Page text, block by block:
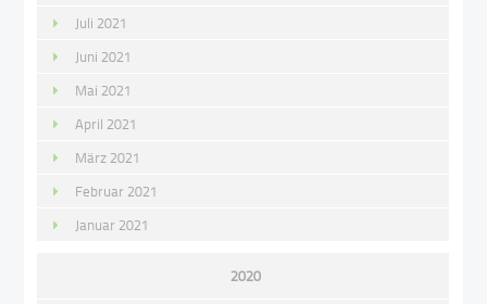
Juli 2021
Juni 2021
Mai 2021
April 2021
März 2021
Februar 2021
Januar 2021
2020